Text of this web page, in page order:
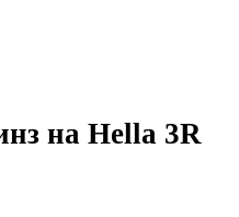
на Hella 3R